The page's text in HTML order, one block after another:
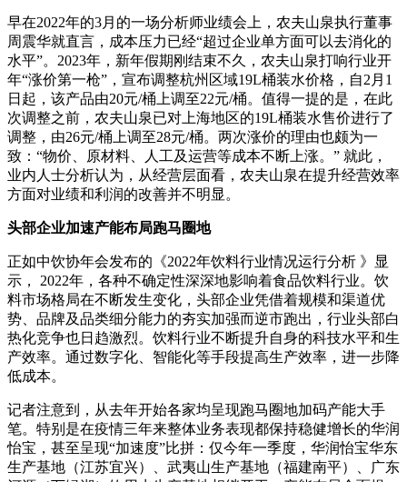
早在2022年的3月的一场分析师业绩会上，农夫山泉执行董事
周震华就直言，成本压力已经“超过企业单方面可以去消化的
水平”。2023年，新年假期刚结束不久，农夫山泉打响行业开
年“涨价第一枪”，宣布调整杭州区域19L桶装水价格，自2月1
日起，该产品由20元/桶上调至22元/桶。值得一提的是，在此
次调整之前，农夫山泉已对上海地区的19L桶装水售价进行了
调整，由26元/桶上调至28元/桶。两次涨价的理由也颇为一
致：“物价、原材料、人工及运营等成本不断上涨。” 就此，
业内人士分析认为，从经营层面看，农夫山泉在提升经营效率
方面对业绩和利润的改善并不明显。
头部企业加速产能布局跑马圈地
正如中饮协年会发布的《2022年饮料行业情况运行分析 》显
示， 2022年，各种不确定性深深地影响着食品饮料行业。饮
料市场格局在不断发生变化，头部企业凭借着规模和渠道优
势、品牌及品类细分能力的夯实加强而逆市跑出，行业头部白
热化竞争也日趋激烈。饮料行业不断提升自身的科技水平和生
产效率。通过数字化、智能化等手段提高生产效率，进一步降
低成本。
记者注意到，从去年开始各家均呈现跑马圈地加码产能大手
笔。特别是在疫情三年来整体业务表现都保持稳健增长的华润
怡宝，甚至呈现“加速度”比拼：仅今年一季度，华润怡宝华东
生产基地（江苏宜兴）、武夷山生产基地（福建南平）、广东